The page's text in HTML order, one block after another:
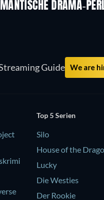
DRAMA-
Guide We are
Top 5 Serien
Silo
House of the
Lucky
Die Westies
Der Rookie